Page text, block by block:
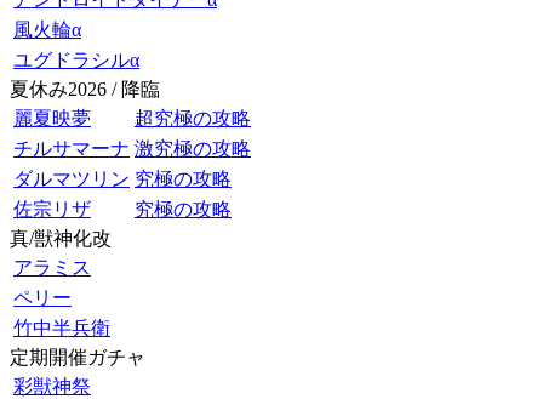
風火輪α
ユグドラシルα
夏休み2026 / 降臨
麗夏映夢
超究極の攻略
チルサマーナ 激究極の攻略
ダルマツリン 究極の攻略
佐宗リザ
究極の攻略
真/獣神化改
アラミス
ペリー
竹中半兵衛
定期開催ガチャ
彩獣神祭